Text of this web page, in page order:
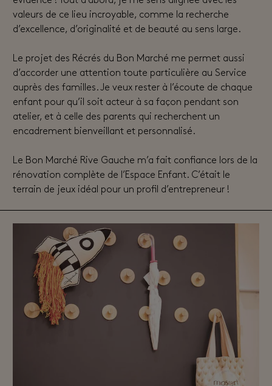
valeurs de ce lieu incroyable, comme la recherche
d’excellence, d’originalité et de beauté au sens large.
Le projet des Récrés du Bon Marché me permet aussi
d’accorder une attention toute particulière au Service
auprès des familles. Je veux rester à l’écoute de chaque
enfant pour qu’il soit acteur à sa façon pendant son
atelier, et à celle des parents qui recherchent un
encadrement bienveillant et personnalisé.
Le Bon Marché Rive Gauche m’a fait confiance lors de la
rénovation complète de l’Espace Enfant. C’était le
terrain de jeux idéal pour un profil d’entrepreneur !